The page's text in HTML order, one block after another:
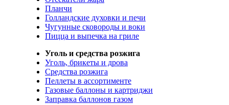
Планчи
Голландские духовки и печи
Чугунные сковороды и воки
Пицца и выпечка на гриле
Уголь и средства розжига
Уголь, брикеты и дрова
Средства розжига
Пеллеты в ассортименте
Газовые баллоны и картриджи
Заправка баллонов газом